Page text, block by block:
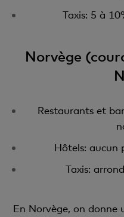
Taxis: 5 à
Norvège
Restaurants et
Hôtels: aucun
Taxis:
En Norvège, on donne